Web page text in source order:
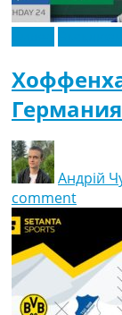
Андрій
comment